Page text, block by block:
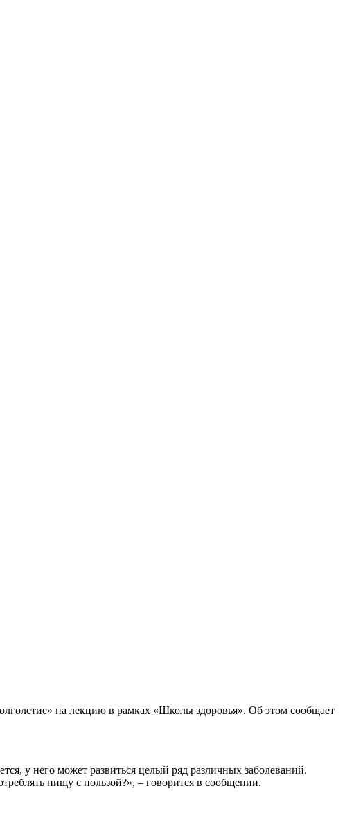
на лекцию в рамках «Школы здоровья». Об этом сообщает
у него может развиться целый ряд различных заболеваний.
пищу с пользой?», – говорится в сообщении.